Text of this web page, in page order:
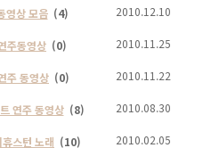
영상 모음 (4) 2010.12.10
주동영상 (0) 2010.11.25
주 동영상 (0) 2010.11.22
연주 동영상 (8) 2010.08.30
스턴 노래 (10) 2010.02.05